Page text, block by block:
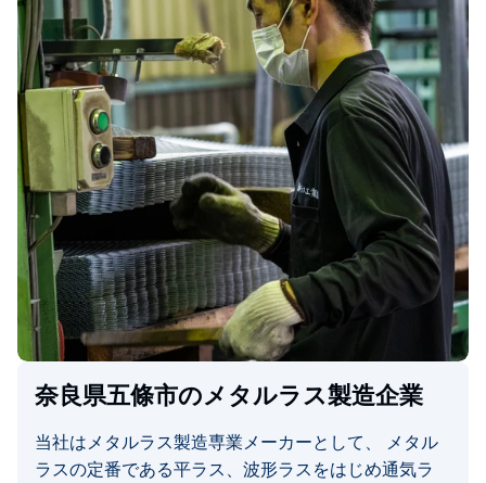
奈良県五條市のメタルラス製造企業
当社はメタルラス製造専業メーカーとして、 メタル
ラスの定番である平ラス、波形ラスをはじめ通気ラ